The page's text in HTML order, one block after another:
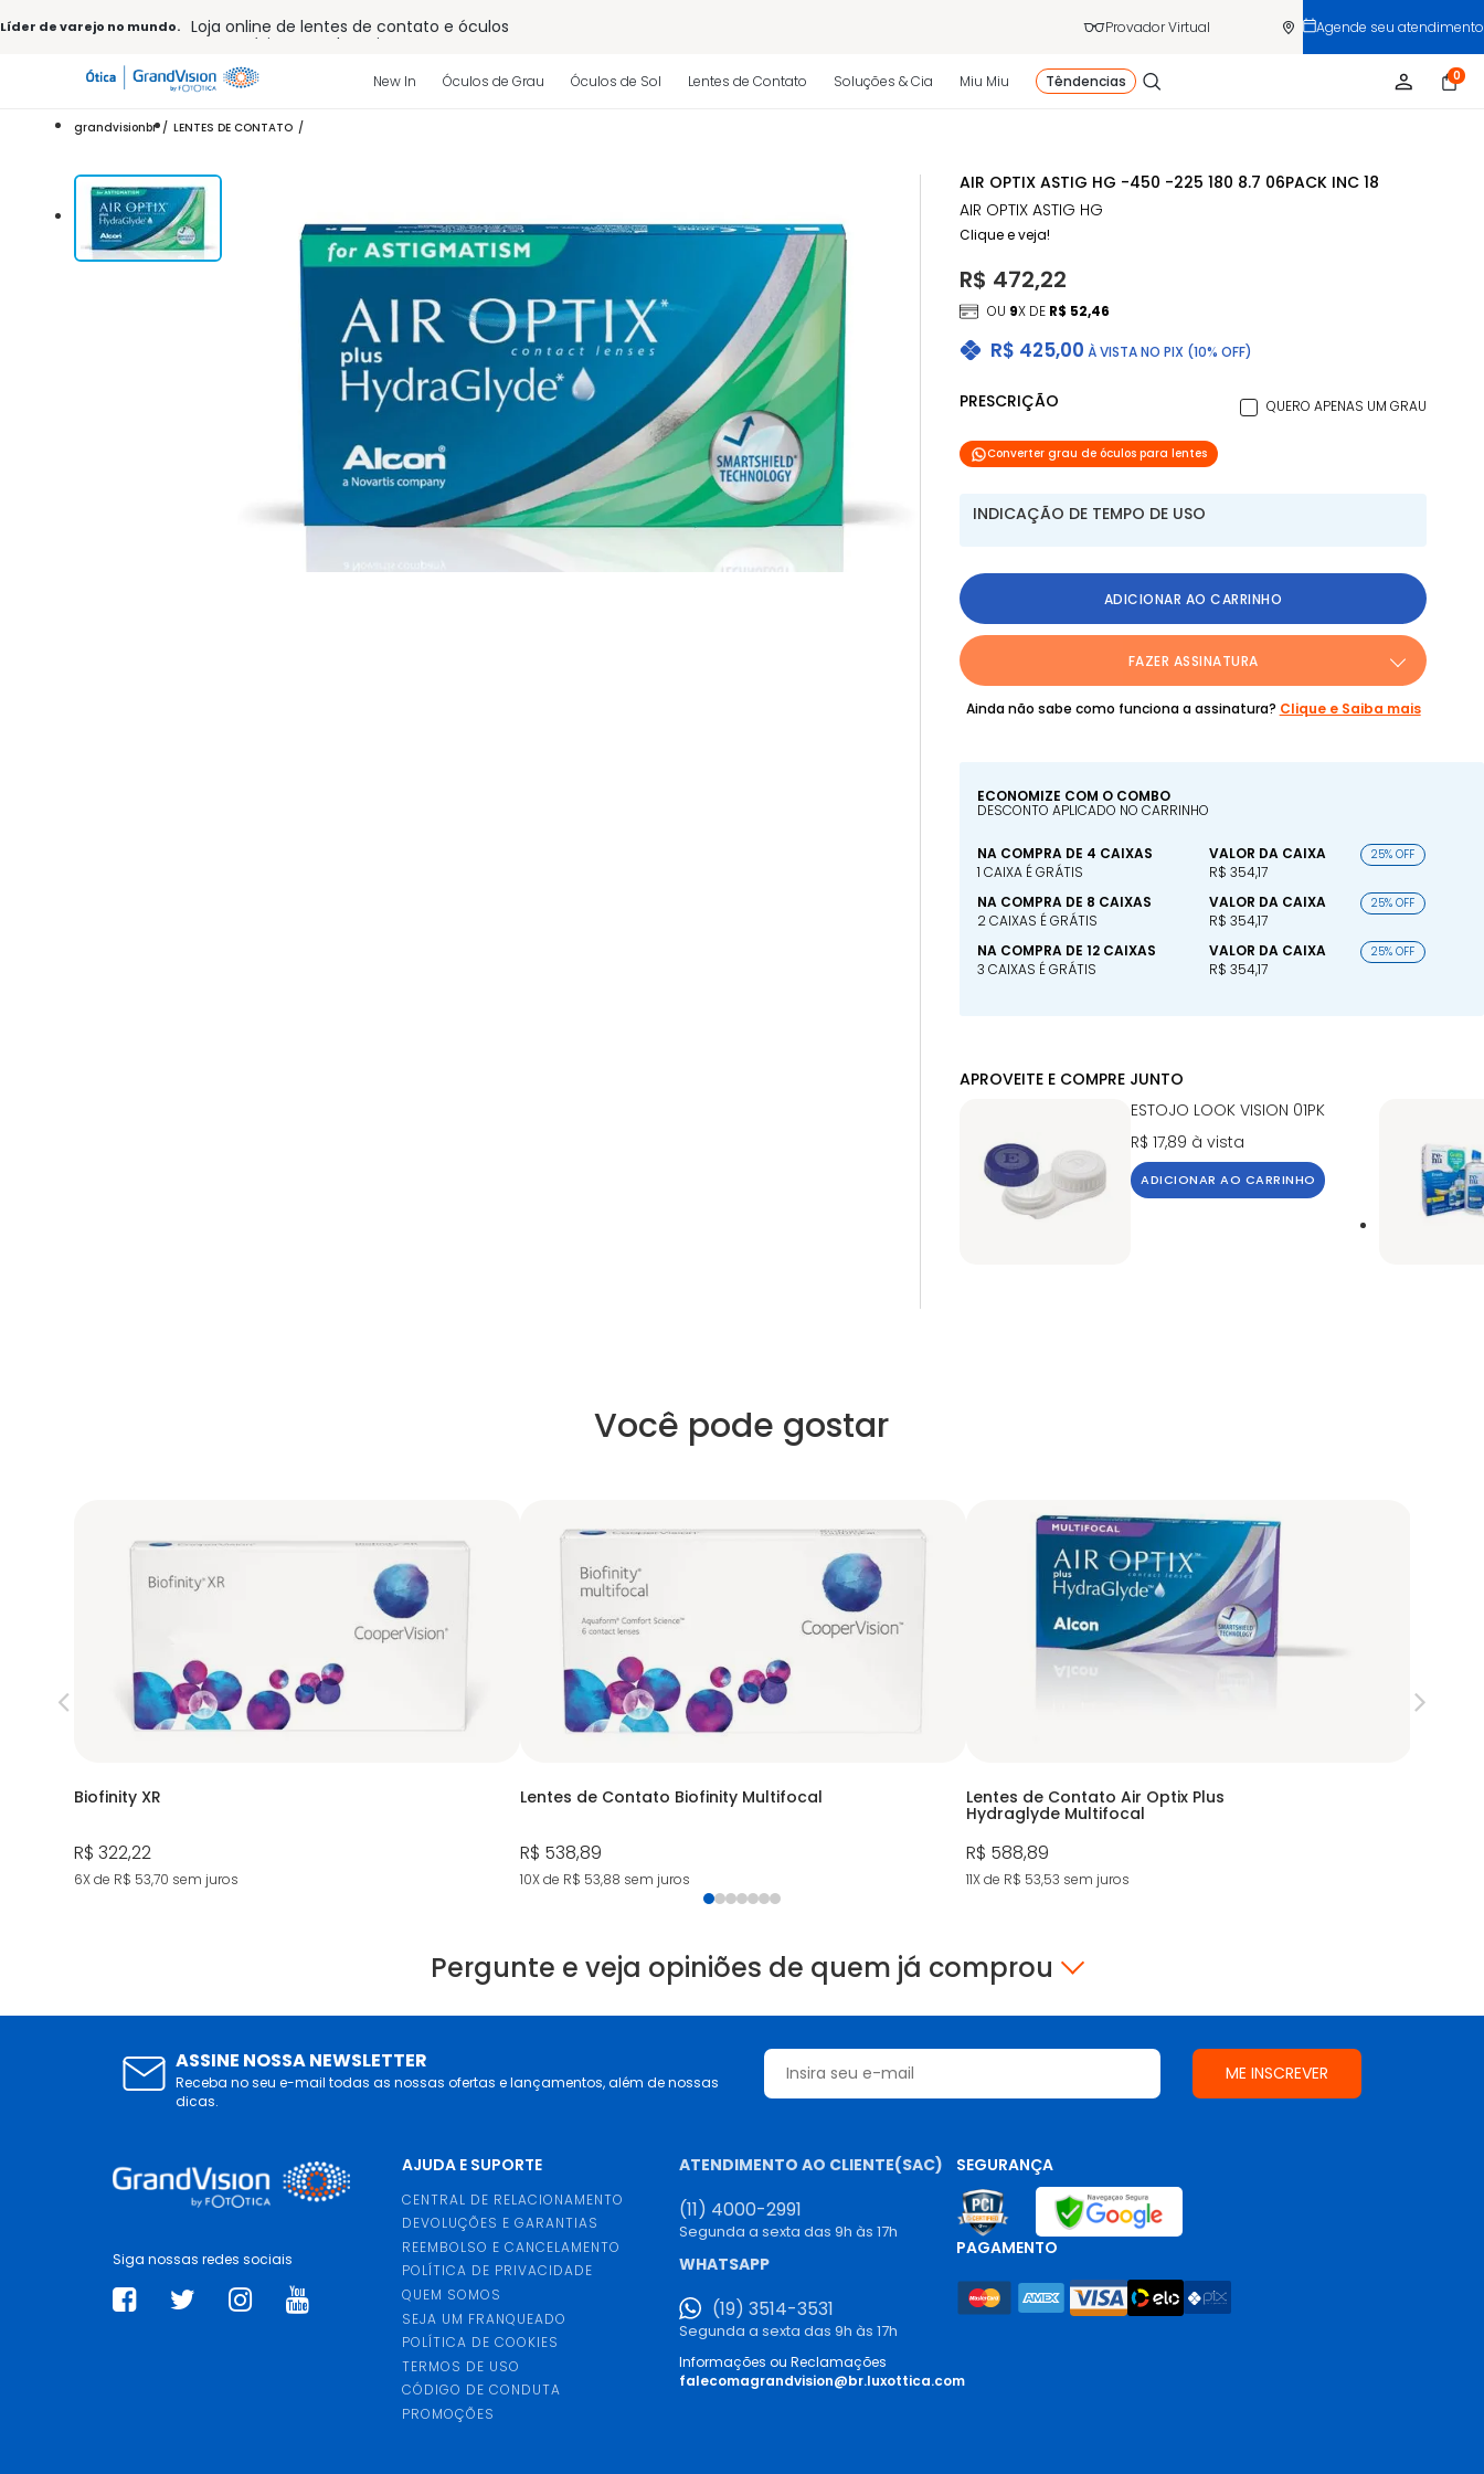
Líder de varejo no mundo.
Loja online de lentes de contato e óculos
Frete grátis em todo o site
10% off pagamento
Entrega para todo Brasil
15% Off na primeira compra (Consulte regulamento)
32% off no combo - cons. reg.
Provador Virtual Agende seu atendimento
New In Óculos de Grau Óculos de Sol Lentes de Contato Soluções & Cia Miu Miu Têndencias 0
grandvisionbr LENTES DE CONTATO
AIR OPTIX ASTIG HG -450 -225 180 8.7 06PACK INC 18
AIR OPTIX ASTIG HG
Clique e veja!
R$ 425,00 À VISTA NO PIX (10% OFF)
R$ 472,22
OU 9X DE R$ 52,46
PRESCRIÇÃO QUERO APENAS UM GRAU
Converter grau de óculos para lentes
INDICAÇÃO DE TEMPO DE USO
ADICIONAR AO CARRINHO
FAZER ASSINATURA
Ainda não sabe como funciona a assinatura? Clique e Saiba mais
ECONOMIZE COM O COMBO
DESCONTO APLICADO NO CARRINHO
NA COMPRA DE 4 CAIXAS
1 CAIXA É GRÁTIS
VALOR DA CAIXA
R$ 354,17
25% OFF
NA COMPRA DE 8 CAIXAS
2 CAIXAS É GRÁTIS
VALOR DA CAIXA
R$ 354,17
25% OFF
NA COMPRA DE 12 CAIXAS
3 CAIXAS É GRÁTIS
VALOR DA CAIXA
R$ 354,17
25% OFF
APROVEITE E COMPRE JUNTO
ESTOJO LOOK VISION 01PK
R$ 17,89 à vista
ADICIONAR AO CARRINHO
Você pode gostar
Biofinity XR
R$ 322,22
6X de R$ 53,70 sem juros
Lentes de Contato Biofinity Multifocal
R$ 538,89
10X de R$ 53,88 sem juros
Lentes de Contato Air Optix Plus
Hydraglyde Multifocal
R$ 588,89
11X de R$ 53,53 sem juros
Pergunte e veja opiniões de quem já comprou
ASSINE NOSSA NEWSLETTER
Receba no seu e-mail todas as nossas ofertas e lançamentos, além de nossas
dicas.
Siga nossas redes sociais
AJUDA E SUPORTE
CENTRAL DE RELACIONAMENTO
DEVOLUÇÕES E GARANTIAS
REEMBOLSO E CANCELAMENTO
POLÍTICA DE PRIVACIDADE
QUEM SOMOS
SEJA UM FRANQUEADO
POLÍTICA DE COOKIES
TERMOS DE USO
CÓDIGO DE CONDUTA
PROMOÇÕES
ATENDIMENTO AO CLIENTE(SAC)
(11) 4000-2991
Segunda a sexta das 9h às 17h
WHATSAPP
(19) 3514-3531
Segunda a sexta das 9h às 17h
Informações ou Reclamações
falecomagrandvision@br.luxottica.com
SEGURANÇA
PAGAMENTO